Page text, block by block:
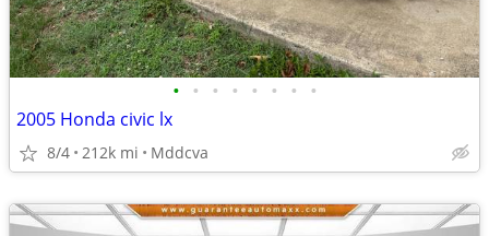
• • • • • • • •
2005 Honda civic lx
8/4 212k mi Mddcva